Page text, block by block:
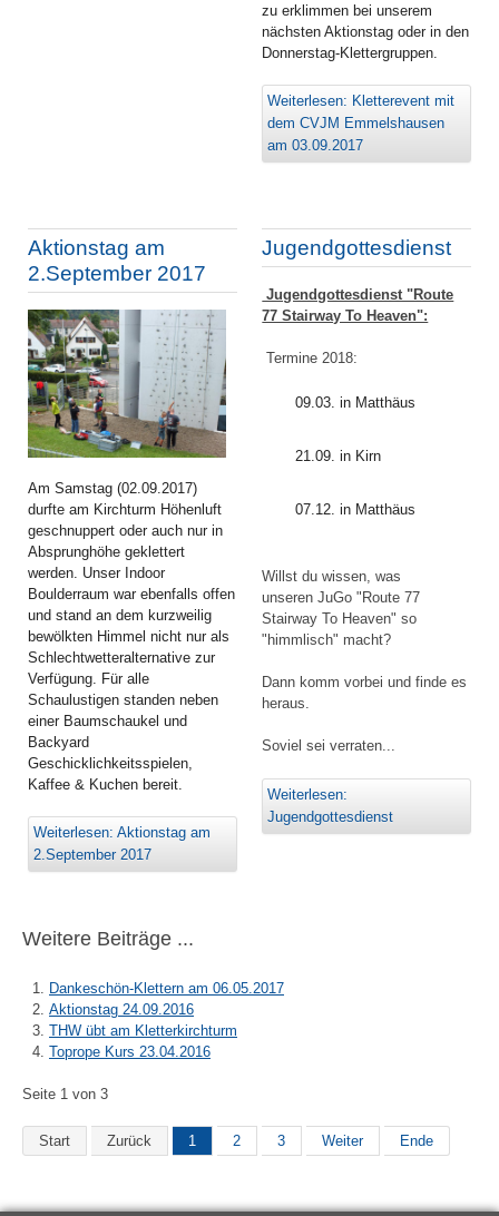
zu erklimmen bei unserem
nächsten Aktionstag oder in den
Donnerstag-Klettergruppen.
Weiterlesen: Kletterevent mit
dem CVJM Emmelshausen
am 03.09.2017
Aktionstag am
2.September 2017
Am Samstag (02.09.2017)
durfte am Kirchturm Höhenluft
geschnuppert oder auch nur in
Absprunghöhe geklettert
werden. Unser Indoor
Boulderraum war ebenfalls offen
und stand an dem kurzweilig
bewölkten Himmel nicht nur als
Schlechtwetteralternative zur
Verfügung. Für alle
Schaulustigen standen neben
einer Baumschaukel und
Backyard
Geschicklichkeitsspielen,
Kaffee & Kuchen bereit.
Weiterlesen: Aktionstag am
2.September 2017
Jugendgottesdienst
Jugendgottesdienst "Route
77 Stairway To Heaven":
Termine 2018:
09.03. in Matthäus
21.09. in Kirn
07.12. in Matthäus
Willst du wissen, was
unseren JuGo "Route 77
Stairway To Heaven" so
"himmlisch" macht?
Dann komm vorbei und finde es
heraus.
Soviel sei verraten...
Weiterlesen:
Jugendgottesdienst
Weitere Beiträge ...
Dankeschön-Klettern am 06.05.2017
Aktionstag 24.09.2016
THW übt am Kletterkirchturm
Toprope Kurs 23.04.2016
Seite 1 von 3
Start Zurück 1 2 3 Weiter Ende